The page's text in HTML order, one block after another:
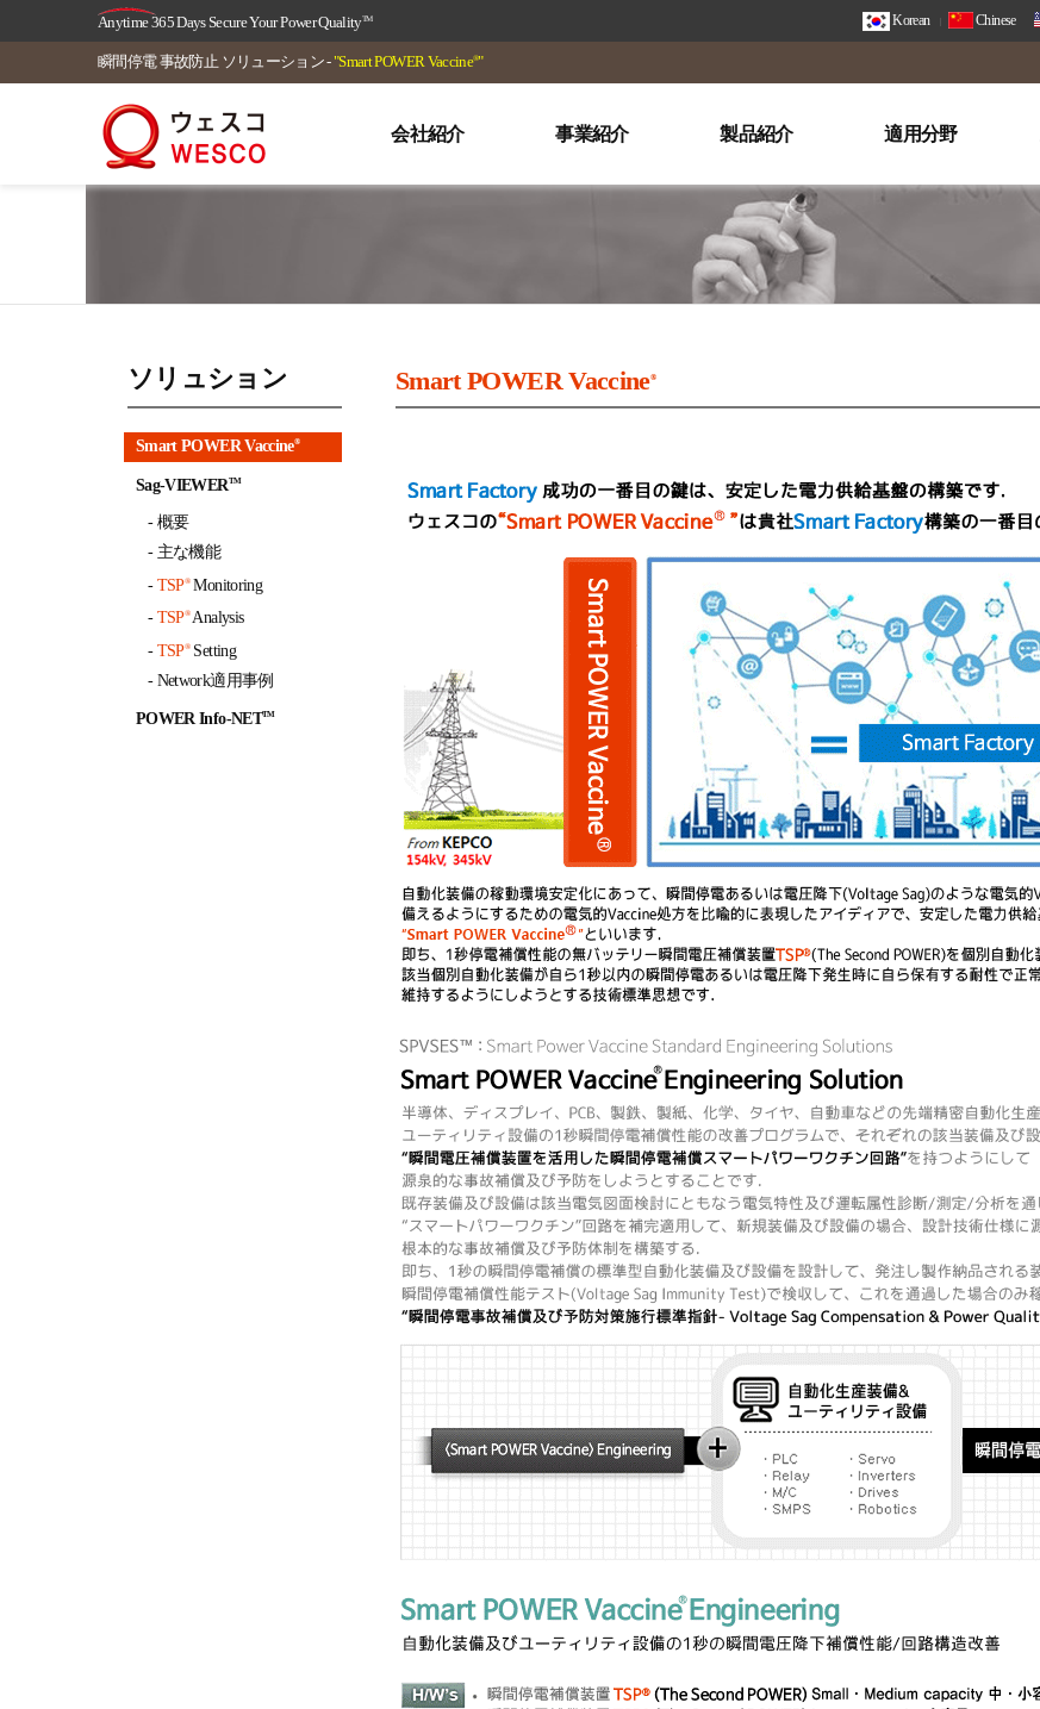
Anytime 365 Days Secure Your Power QualityTM Korean Chinese
瞬間停電 事故防止 ソリューション - "Smart POWER Vaccine®"
会社紹介 事業紹介 製品紹介 適用分野
ソリュション
Smart POWER Vaccine®
Sag-VIEWERTM
- 概要
- 主な機能
- TSP®Monitoring
- TSP®Analysis
- TSP®Setting
- Network適用事例
POWER Info-NETTM
Smart POWER Vaccine®